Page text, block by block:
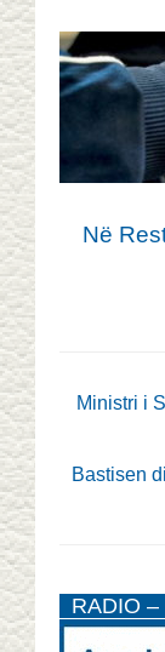
Në
Ministri i
Bastisen
RADIO